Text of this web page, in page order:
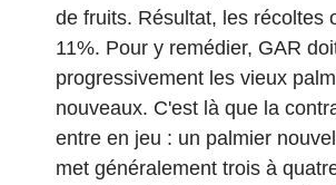
de fruits. Résultat, les récoltes
11%. Pour y remédier, GAR
progressivement les vieux
nouveaux. C'est là que la
entre en jeu : un palmier
met généralement trois à